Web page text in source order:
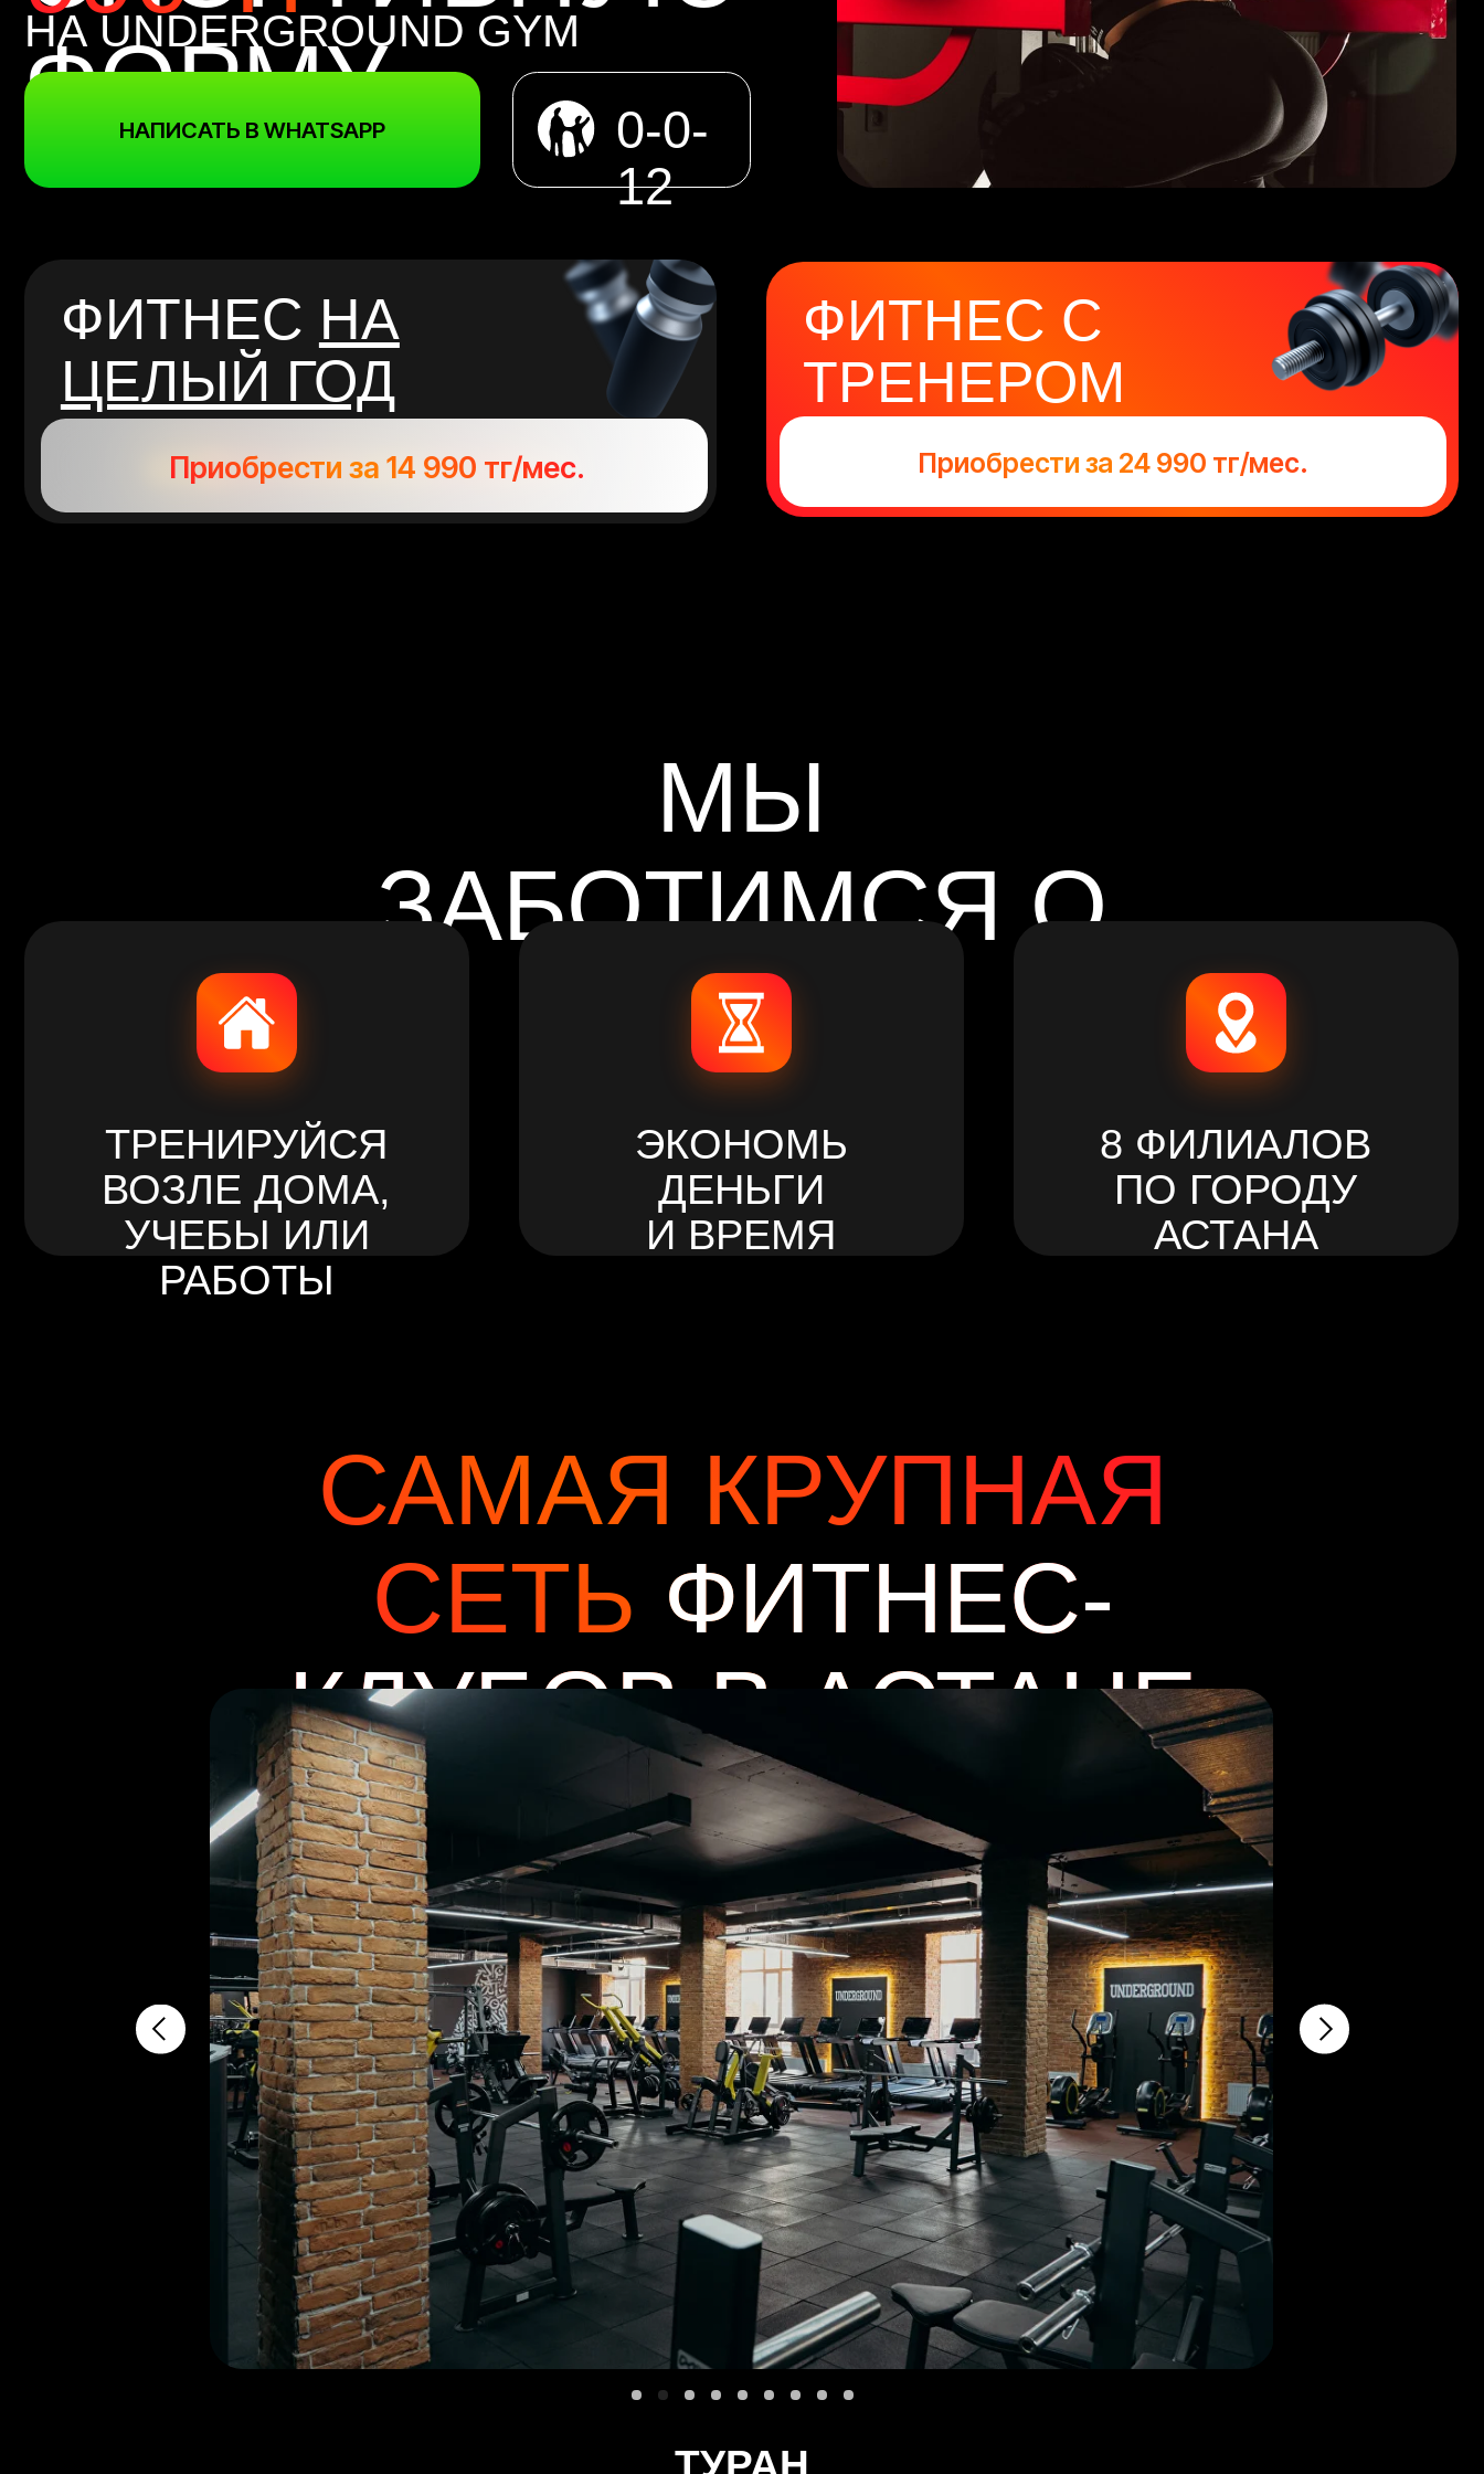
НАПИСАТЬ В WHATSAPP
ТРЕНЕРОМ
ВСЕГО ЗА
Приобрести за 24 990 тг/мес.
0-0-
12
ЦЕЛЫЙ ГОД
Приобрести за 14 990 тг/мес.
ЗАБОТИМСЯ О
ВАС
ТРЕНИРУЙСЯ
ВОЗЛЕ ДОМА,
УЧЕБЫ ИЛИ
РАБОТЫ
ЭКОНОМЬ
ДЕНЬГИ
И ВРЕМЯ
8 ФИЛИАЛОВ
ПО ГОРОДУ
САМАЯ КРУПНАЯ
КЛУБОВ В АСТАНЕ
НАЖИМЕДЕНОВА